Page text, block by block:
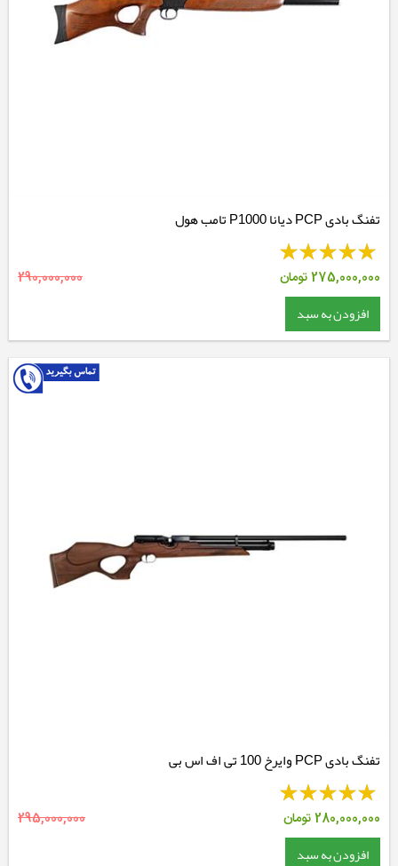
تفنگ بادی PCP دیانا P1000 تامب هول
275,000,000تومان 290,000,000
افزودن به سبد
تفنگ بادی PCP وایرخ 100 تی اف اس بی
280,000,000تومان 295,000,000
افزودن به سبد